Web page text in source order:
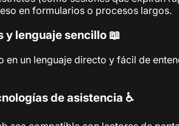
en formularios o procesos largos.
y lenguaje sencillo 📖
en un lenguaje directo y fácil de
de asistencia ♿